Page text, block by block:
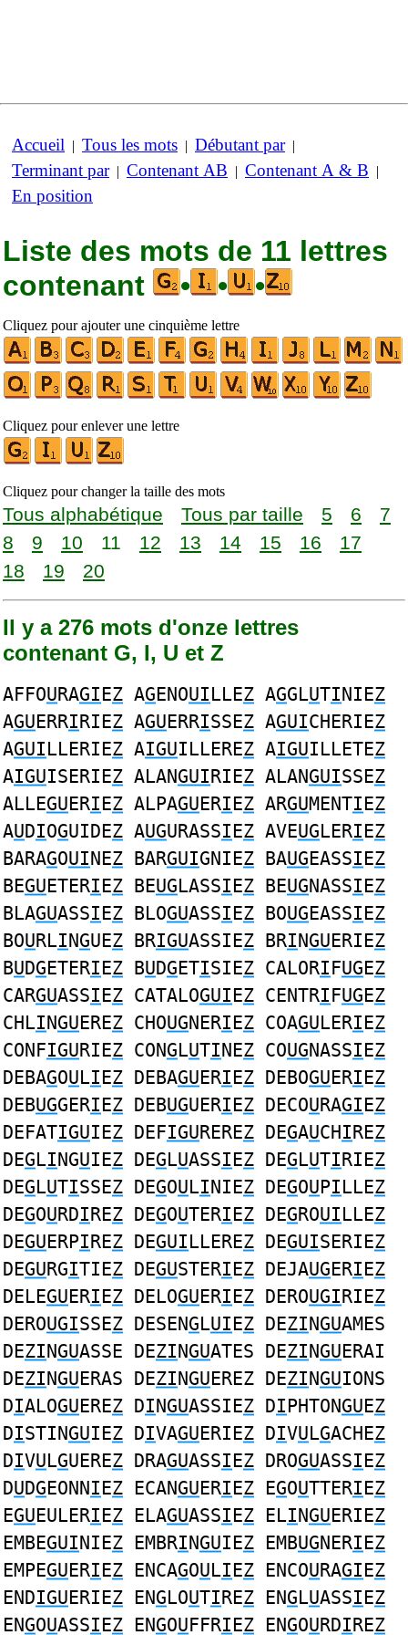
Accueil | Tous les mots | Débutant par|
Terminant par| Contenant AB | Contenant A & B |
En position
Liste des mots de 11 lettres
contenant
• • •
Cliquez pour ajouter une cinquième lettre
Cliquez pour enlever une lettre
Cliquez pour changer la taille des mots
Tous alphabétique Tous par taille 5 6
7
8
9 10 11 12 13 14 15 16
17
18
19 20
Il y a 276 mots d'onze lettres
contenant G, I, U et Z
AFFOURAGIEZ AGENOUILLEZ AGGLUTINIEZ
AGUERRIRIEZ AGUERRISSEZ AGUICHERIEZ
AGUILLERIEZ AIGUILLEREZ AIGUILLETEZ
AIGUISERIEZ ALANGUIRIEZ ALANGUISSEZ
ALLEGUERIEZ ALPAGUERIEZ ARGUMENTIEZ
AUDIOGUIDEZ AUGURASSIEZ AVEUGLERIEZ
BARAGOUINEZ BARGUIGNIEZ BAUGEASSIEZ
BEGUETERIEZ BEUGLASSIEZ BEUGNASSIEZ
BLAGUASSIEZ BLOGUASSIEZ BOUGEASSIEZ
BOURLINGUEZ BRIGUASSIEZ BRINGUERIEZ
BUDGETERIEZ BUDGETISIEZ CALORIFUGEZ
CARGUASSIEZ CATALOGUIEZ CENTRIFUGEZ
CHLINGUEREZ CHOUGNERIEZ COAGULERIEZ
CONFIGURIEZ CONGLUTINEZ COUGNASSIEZ
DEBAGOULIEZ DEBAGUERIEZ DEBOGUERIEZ
DEBUGGERIEZ DEBUGUERIEZ DECOURAGIEZ
DEFATIGUIEZ DEFIGUREREZ DEGAUCHIREZ
DEGLINGUIEZ DEGLUASSIEZ DEGLUTIRIEZ
DEGLUTISSEZ DEGOULINIEZ DEGOUPILLEZ
DEGOURDIREZ DEGOUTERIEZ DEGROUILLEZ
DEGUERPIREZ DEGUILLEREZ DEGUISERIEZ
DEGURGITIEZ DEGUSTERIEZ DEJAUGERIEZ
DELEGUERIEZ DELOGUERIEZ DEROUGIRIEZ
DEROUGISSEZ DESENGLUIEZ DEZINGUAMES
DEZINGUASSE DEZINGUATES DEZINGUERAI
DEZINGUERAS DEZINGUEREZ DEZINGUIONS
DIALOGUEREZ DINGUASSIEZ DIPHTONGUEZ
DISTINGUIEZ DIVAGUERIEZ DIVULGACHEZ
DIVULGUEREZ DRAGUASSIEZ DROGUASSIEZ
DUDGEONNIEZ ECANGUERIEZ EGOUTTERIEZ
EGUEULERIEZ ELAGUASSIEZ ELINGUERIEZ
EMBEGUINIEZ EMBRINGUIEZ EMBUGNERIEZ
EMPEGUERIEZ ENCAGOULIEZ ENCOURAGIEZ
ENDIGUERIEZ ENGLOUTIREZ ENGLUASSIEZ
ENGOUASSIEZ ENGOUFFRIEZ ENGOURDIREZ